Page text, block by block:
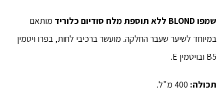
שמפו BLOND ללא תוספת מלח סודיום כלוריד מותאם
במיוחד לשיער שעבר החלקה. מועשר ברכיבי לחות, בפרו ויטמין
B5 ובויטמין E.
תכולה: